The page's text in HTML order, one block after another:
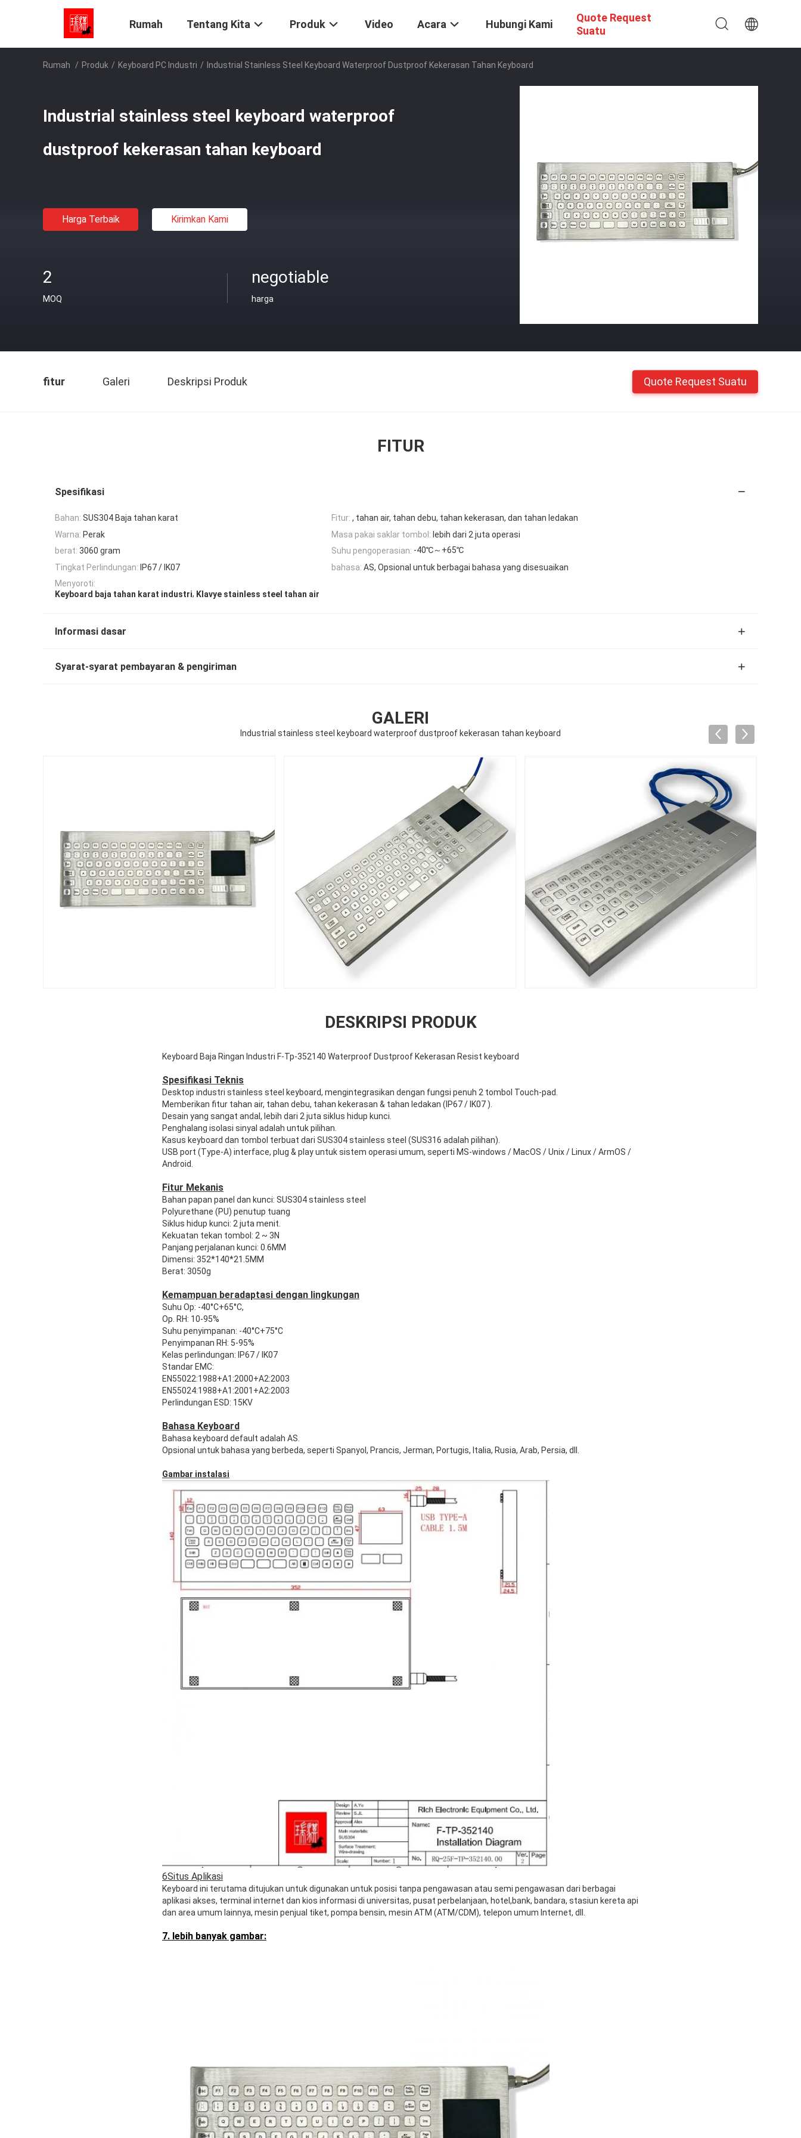
Rumah Tentang Kita Produk Video Acara Hubungi Kami
Quote Request
Suatu
Rumah / Produk / Keyboard PC Industri / Industrial Stainless Steel Keyboard Waterproof Dustproof Kekerasan Tahan Keyboard
Industrial stainless steel keyboard waterproof
dustproof kekerasan tahan keyboard
Harga Terbaik Kirimkan Kami
2
MOQ
negotiable
harga
fitur Galeri Deskripsi Produk Quote Request Suatu
FITUR
Spesifikasi
Bahan: SUS304 Baja tahan karat Fitur: , tahan air, tahan debu, tahan kekerasan, dan tahan ledakan
Warna: Perak Masa pakai saklar tombol: lebih dari 2 juta operasi
berat: 3060 gram Suhu pengoperasian: -40℃～+65℃
Tingkat Perlindungan: IP67 / IK07 bahasa: AS, Opsional untuk berbagai bahasa yang disesuaikan
Menyoroti:
Keyboard baja tahan karat industri, Klavye stainless steel tahan air
Informasi dasar
Syarat-syarat pembayaran & pengiriman
GALERI
Industrial stainless steel keyboard waterproof dustproof kekerasan tahan keyboard
DESKRIPSI PRODUK
Keyboard Baja Ringan Industri F-Tp-352140 Waterproof Dustproof Kekerasan Resist keyboard
Spesifikasi Teknis
Desktop industri stainless steel keyboard, mengintegrasikan dengan fungsi penuh 2 tombol Touch-pad.
Memberikan fitur tahan air, tahan debu, tahan kekerasan & tahan ledakan (IP67 / IK07 ).
Desain yang sangat andal, lebih dari 2 juta siklus hidup kunci.
Penghalang isolasi sinyal adalah untuk pilihan.
Kasus keyboard dan tombol terbuat dari SUS304 stainless steel (SUS316 adalah pilihan).
USB port (Type-A) interface, plug & play untuk sistem operasi umum, seperti MS-windows / MacOS / Unix / Linux / ArmOS /
Android.
Fitur Mekanis
Bahan papan panel dan kunci: SUS304 stainless steel
Polyurethane (PU) penutup tuang
Siklus hidup kunci: 2 juta menit.
Kekuatan tekan tombol: 2 ~ 3N
Panjang perjalanan kunci: 0.6MM
Dimensi: 352*140*21.5MM
Berat: 3050g
Kemampuan beradaptasi dengan lingkungan
Suhu Op: -40°C+65°C,
Op. RH: 10-95%
Suhu penyimpanan: -40°C+75°C
Penyimpanan RH: 5-95%
Kelas perlindungan: IP67 / IK07
Standar EMC:
EN55022:1988+A1:2000+A2:2003
EN55024:1988+A1:2001+A2:2003
Perlindungan ESD: 15KV
Bahasa Keyboard
Bahasa keyboard default adalah AS.
Opsional untuk bahasa yang berbeda, seperti Spanyol, Prancis, Jerman, Portugis, Italia, Rusia, Arab, Persia, dll.
Gambar instalasi
6Situs Aplikasi
Keyboard ini terutama ditujukan untuk digunakan untuk posisi tanpa pengawasan atau semi pengawasan dari berbagai
aplikasi akses, terminal internet dan kios informasi di universitas, pusat perbelanjaan, hotel,bank, bandara, stasiun kereta api
dan area umum lainnya, mesin penjual tiket, pompa bensin, mesin ATM (ATM/CDM), telepon umum Internet, dll.
7. lebih banyak gambar: